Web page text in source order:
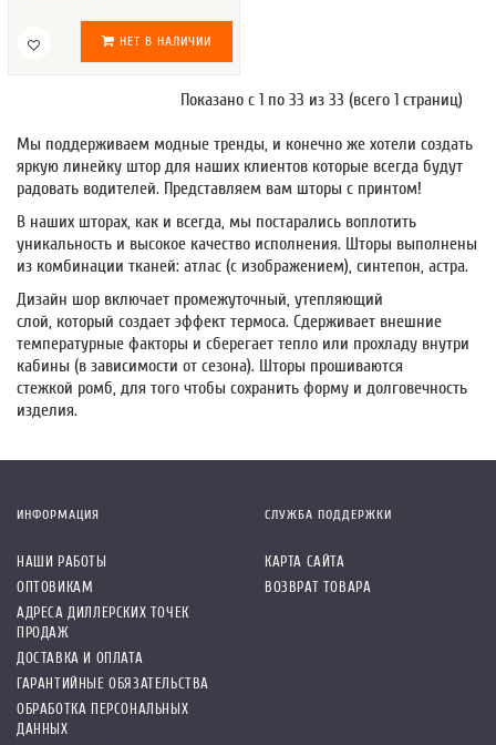
НЕТ В НАЛИЧИИ
Показано с 1 по 33 из 33 (всего 1 страниц)
Мы поддерживаем модные тренды, и конечно же хотели создать
яркую линейку штор для наших клиентов которые всегда будут
радовать водителей. Представляем вам шторы с принтом!
В наших шторах, как и всегда, мы постарались воплотить
уникальность и высокое качество исполнения. Шторы выполнены
из комбинации тканей: атлас (с изображением), синтепон, астра.
Дизайн шор включает промежуточный, утепляющий
слой, который создает эффект термоса. Сдерживает внешние
температурные факторы и сберегает тепло или прохладу внутри
кабины (в зависимости от сезона). Шторы прошиваются
стежкой ромб, для того чтобы сохранить форму и долговечность
изделия.
ИНФОРМАЦИЯ
НАШИ РАБОТЫ
ОПТОВИКАМ
АДРЕСА ДИЛЛЕРСКИХ ТОЧЕК
ПРОДАЖ
ДОСТАВКА И ОПЛАТА
ГАРАНТИЙНЫЕ ОБЯЗАТЕЛЬСТВА
ОБРАБОТКА ПЕРСОНАЛЬНЫХ
ДАННЫХ
СЛУЖБА ПОДДЕРЖКИ
КАРТА САЙТА
ВОЗВРАТ ТОВАРА